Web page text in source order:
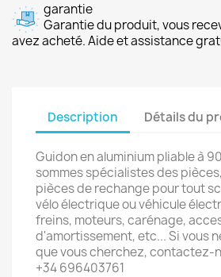
garantie
Garantie du produit, vous
avez acheté. Aide et assistance
Description Détails du
Guidon en aluminium pliable à
sommes spécialistes des
pièces de rechange pour tout
vélo électrique ou véhicule
freins, moteurs, carénage,
d'amortissement, etc... Si vous
que vous cherchez, contactez-
+34 696403761